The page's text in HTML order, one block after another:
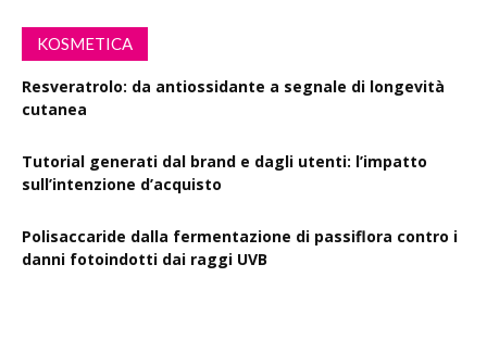
KOSMETICA
Resveratrolo: da antiossidante a segnale di longevità
cutanea
Tutorial generati dal brand e dagli utenti: l’impatto
sull’intenzione d’acquisto
Polisaccaride dalla fermentazione di passiflora contro i
danni fotoindotti dai raggi UVB